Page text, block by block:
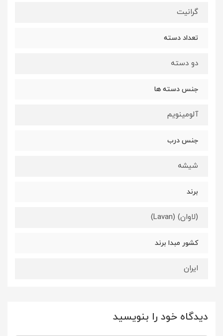
گرانیت
تعداد دسته
دو دسته
جنس دسته ها
آلومینویم
جنس درب
شیشه
برند
(لاوان) (Lavan)
کشور مبدا برند
ایران
دیدگاه خود را بنویسید